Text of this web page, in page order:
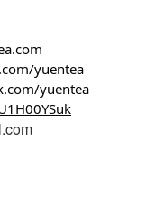
yuentea
yuentea